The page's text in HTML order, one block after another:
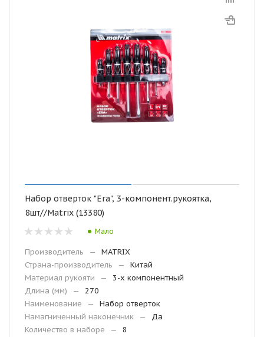
Набор отверток "Era", 3-компонент.рукоятка,
8шт//Matrix (13380)
Мало
Производитель —
MATRIX
Страна-производитель
—
Китай
Материал рукояти
—
3-х компонентный
Длина (мм)
—
270
Наименование
—
Набор отверток
Намагниченный наконечник
—
Да
Количество в наборе
—
8